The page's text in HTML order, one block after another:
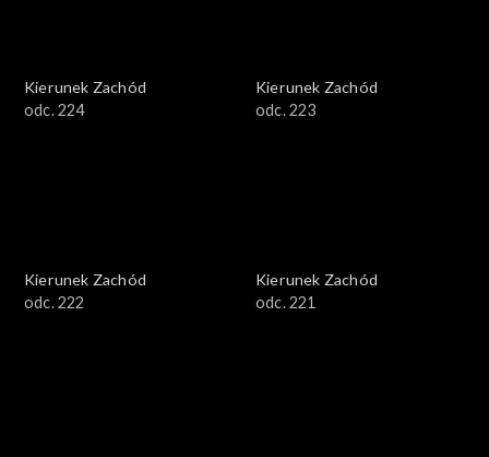
Kierunek Zachód
odc. 224
Kierunek Zachód
odc. 223
Kierunek Zachód
odc. 222
Kierunek Zachód
odc. 221